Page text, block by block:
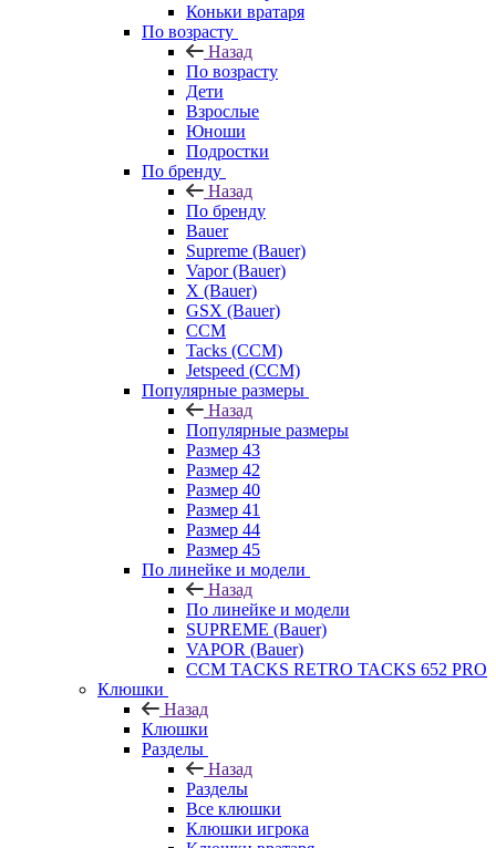
Коньки вратаря
По возрасту
Назад
По возрасту
Дети
Взрослые
Юноши
Подростки
По бренду
Назад
По бренду
Bauer
Supreme (Bauer)
Vapor (Bauer)
X (Bauer)
GSX (Bauer)
CCM
Tacks (CCM)
Jetspeed (CCM)
Популярные размеры
Назад
Популярные размеры
Размер 43
Размер 42
Размер 40
Размер 41
Размер 44
Размер 45
По линейке и модели
Назад
По линейке и модели
SUPREME (Bauer)
VAPOR (Bauer)
CCM TACKS RETRO TACKS 652 PRO
Клюшки
Назад
Клюшки
Разделы
Назад
Разделы
Все клюшки
Клюшки игрока